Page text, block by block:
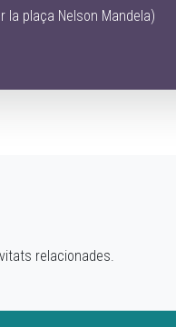
la plaça Nelson Mandela)
relacionades.